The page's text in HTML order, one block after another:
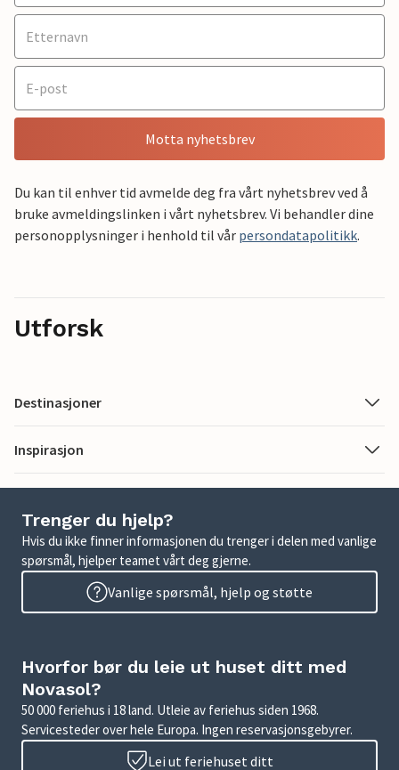
Motta nyhetsbrev
Du kan til enhver tid avmelde deg fra vårt nyhetsbrev ved å
bruke avmeldingslinken i vårt nyhetsbrev. Vi behandler dine
personopplysninger i henhold til vår persondatapolitikk.
Utforsk
Destinasjoner
Inspirasjon
Trenger du hjelp?
Hvis du ikke finner informasjonen du trenger i delen med vanlige
spørsmål, hjelper teamet vårt deg gjerne.
Vanlige spørsmål, hjelp og støtte
Hvorfor bør du leie ut huset ditt med
Novasol?
50 000 feriehus i 18 land. Utleie av feriehus siden 1968.
Servicesteder over hele Europa. Ingen reservasjonsgebyrer.
Lei ut feriehuset ditt